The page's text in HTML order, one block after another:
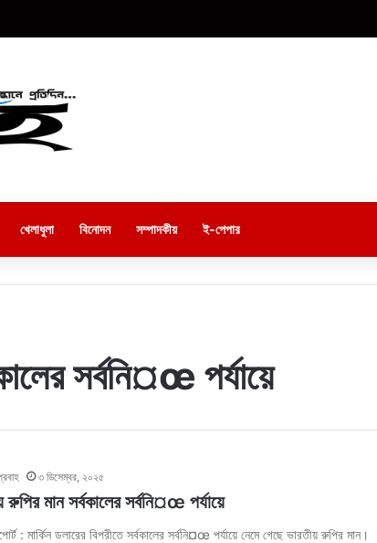
খেলাধুলা বিনোদন সম্পাদকীয় ই-পেপার
সর্বনি¤œ পর্যায়ে
৩ ডিসেম্বর, ২০২৫
রুপির মান সর্বকালের সর্বনি¤œ পর্যায়ে
: মার্কিন ডলারের বিপরীতে সর্বকালের সর্বনি¤œ পর্যায়ে নেমে গেছে ভারতীয় রুপির মান।